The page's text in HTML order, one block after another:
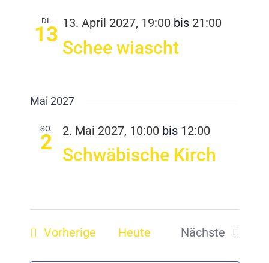
DI.
13 13. April 2027, 19:00 bis 21:00
Schee wiascht
Mai 2027
SO.
2 2. Mai 2027, 10:00 bis 12:00
Schwäbische Kirch
Vorherige Veranstaltungen
Heute
Nächste